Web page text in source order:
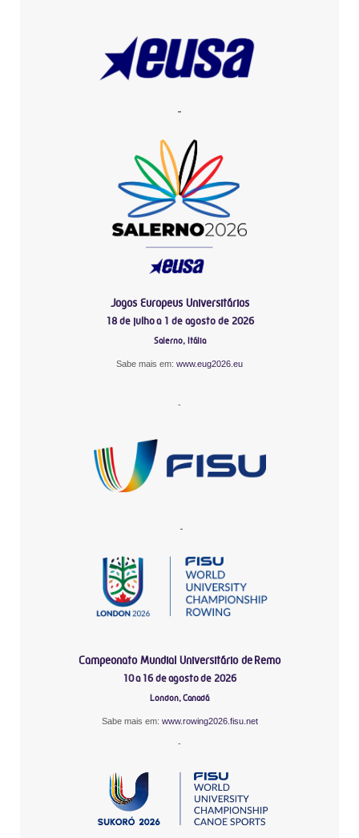
-
Jogos Europeus Universitários
18 de julho a 1 de agosto de 2026
Salerno, Itália
Sabe mais em: www.eug2026.eu
-
-
Campeonato Mundial Universitário de Remo
10 a 16 de agosto de 2026
London, Canadá
Sabe mais em: www.rowing2026.fisu.net
-